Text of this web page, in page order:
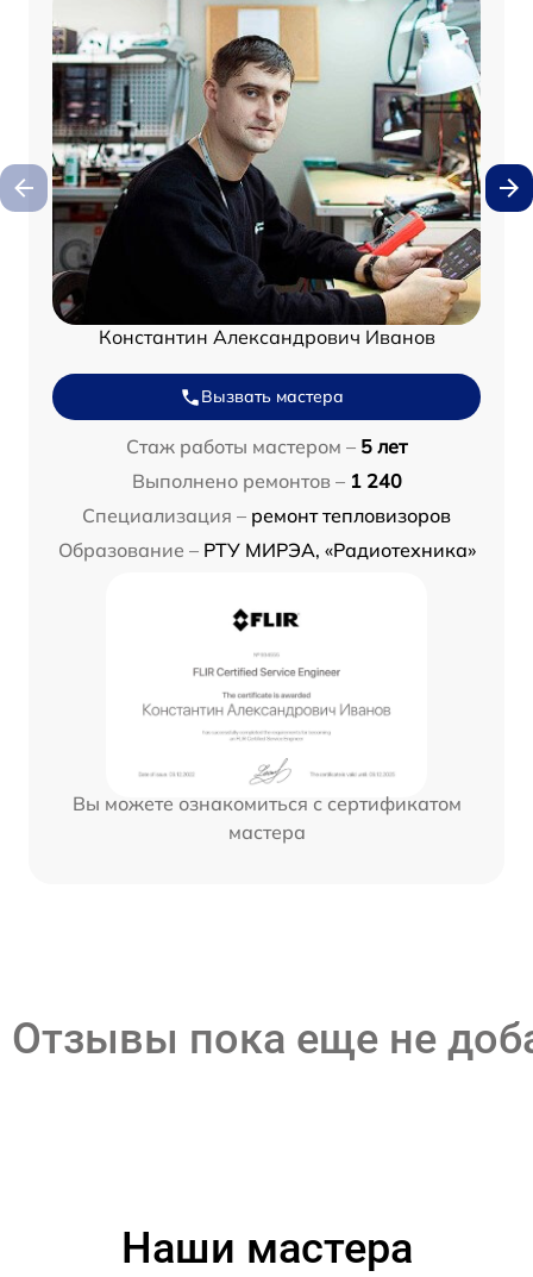
Константин Александрович Иванов
Вызвать мастера
Стаж работы мастером – 5 лет
Выполнено ремонтов – 1 240
Специализация – ремонт тепловизоров
Образование – РТУ МИРЭА, «Радиотехника»
Вы можете ознакомиться с сертификатом
мастера
Отзывы пока еще не
Наши мастера